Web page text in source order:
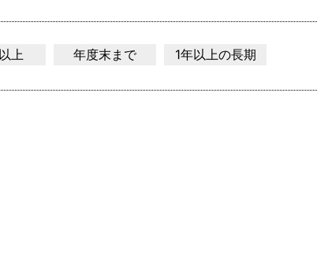
上 年度末まで 1年以上の長期